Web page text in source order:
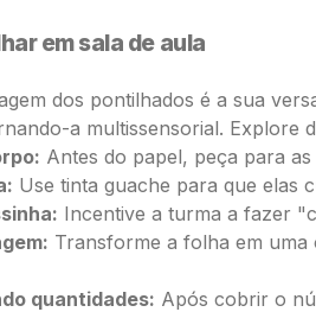
em sala de aula
dos pontilhados é a sua
a multissensorial. Explore
Antes do papel, peça para
Use tinta guache para que elas
Incentive a turma a fazer
Transforme a folha em
quantidades: Após cobrir o